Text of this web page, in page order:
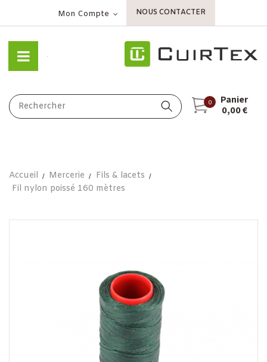
Mon Compte NOUS CONTACTER
0
Panier
0,00 €
Accueil Mercerie
Fils & lacets
Fil nylon poissé 160 mètres